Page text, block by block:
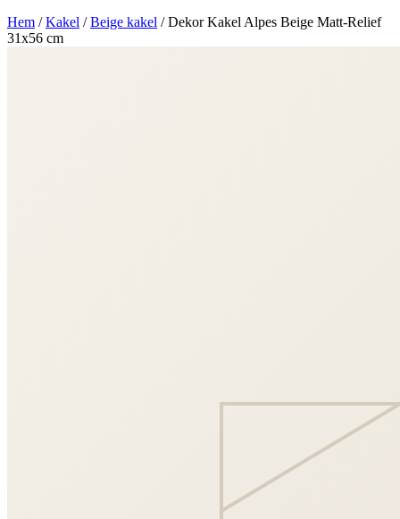
Hem /Kakel /Beige kakel /Dekor Kakel Alpes Beige Matt-Relief
31x56 cm